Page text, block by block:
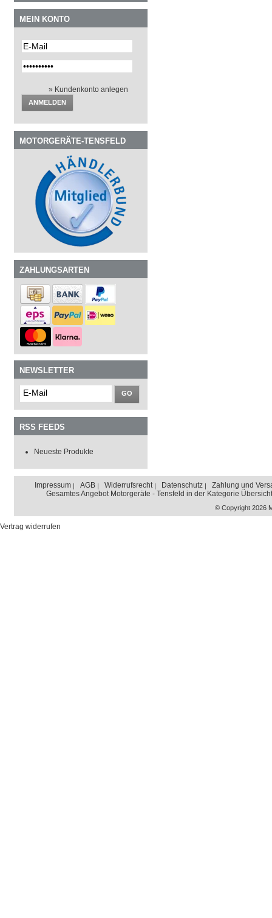
MEIN KONTO
» Kundenkonto anlegen
ANMELDEN
MOTORGERÄTE-TENSFELD
ZAHLUNGSARTEN
NEWSLETTER
GO
RSS FEEDS
Neueste Produkte
Impressum AGB Widerrufsrecht Datenschutz
Zahlung und
Gesamtes Angebot Motorgeräte - Tensfeld in der Kategorie Übersicht
© Copyright 2026
Vertrag widerrufen